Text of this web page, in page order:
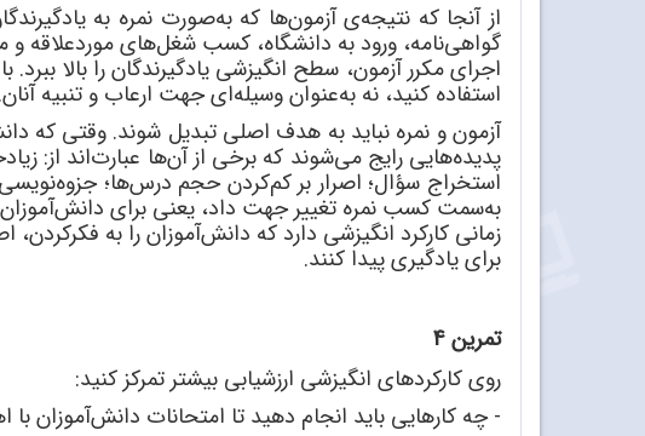
از آنجا که نتیجهی آزمونها که بهصورت نمره به
گواهینامه، ورود به دانشگاه، کسب شغلهای موردعلاقه و
اجرای مکرر آزمون، سطح انگیزشی یادگیرندگان را بالا ببرد.
استفاده کنید، نه بهعنوان وسیلهای جهت ارعاب و تنبیه آنان.
آزمونو نمره نباید به هدف اصلی تبدیل شوند. وقتی که
پدیدههایی رایج میشوند که برخی از آنها عبارتاند از:
استخراج سؤال؛ اصرار بر کمکردن حجم درسها؛ جزوه
بهسمت کسب نمره تغییر جهت داد، یعنی برای دانش
زمانی کارکرد انگیزشی دارد که دانشآموزان را به
برای یادگیری پیدا کنند.
تمرین 4
روی کارکردهای انگیزشی ارزشیابی بیشتر تمرکز کنید:
- چه کارهایی باید انجام دهید تا امتحانات دانشآموزان با